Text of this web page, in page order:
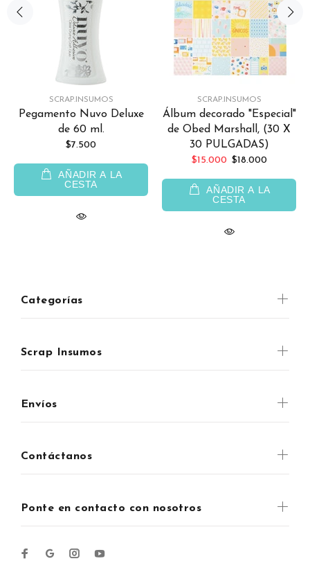
SCRAP.INSUMOS
Pegamento Nuvo Deluxe
de 60 ml.
$7.500
AÑADIR A LA
CESTA
SCRAP.INSUMOS
Álbum decorado "Especial"
de Obed Marshall, (30 X
30 PULGADAS)
$15.000 $18.000
AÑADIR A LA
CESTA
Ponte en contacto con nosotros
Categorías
Scrap Insumos
Envíos
Contáctanos